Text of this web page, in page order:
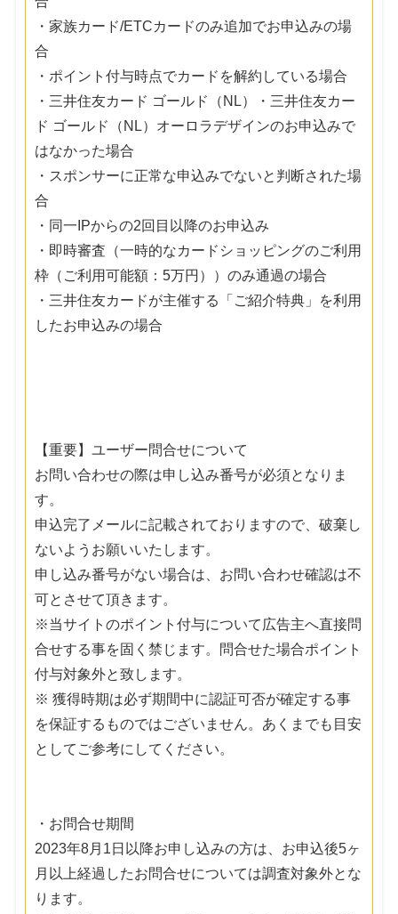
・家族カード/ETCカードのみ追加でお申込みの場
合
・ポイント付与時点でカードを解約している場合
・三井住友カード ゴールド（NL）・三井住友カー
ド ゴールド（NL）オーロラデザインのお申込みで
はなかった場合
・スポンサーに正常な申込みでないと判断された場
合
・同一IPからの2回目以降のお申込み
・即時審査（一時的なカードショッピングのご利用
枠（ご利用可能額：5万円））のみ通過の場合
・三井住友カードが主催する「ご紹介特典」を利用
したお申込みの場合
【重要】ユーザー問合せについて
お問い合わせの際は申し込み番号が必須となりま
す。
申込完了メールに記載されておりますので、破棄し
ないようお願いいたします。
申し込み番号がない場合は、お問い合わせ確認は不
可とさせて頂きます。
※当サイトのポイント付与について広告主へ直接問
合せする事を固く禁じます。問合せた場合ポイント
付与対象外と致します。
※ 獲得時期は必ず期間中に認証可否が確定する事
を保証するものではございません。あくまでも目安
としてご参考にしてください。
・お問合せ期間
2023年8月1日以降お申し込みの方は、お申込後5ヶ
月以上経過したお問合せについては調査対象外とな
ります。